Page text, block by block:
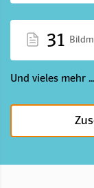
31
Und vieles mehr ...